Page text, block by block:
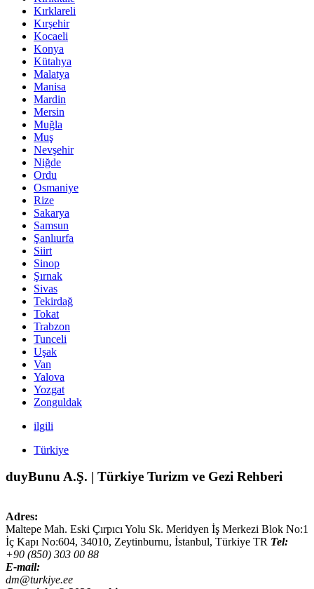
Kırklareli
Kırşehir
Kocaeli
Konya
Kütahya
Malatya
Manisa
Mardin
Mersin
Muğla
Muş
Nevşehir
Niğde
Ordu
Osmaniye
Rize
Sakarya
Samsun
Şanlıurfa
Siirt
Sinop
Şırnak
Sivas
Tekirdağ
Tokat
Trabzon
Tunceli
Uşak
Van
Yalova
Yozgat
Zonguldak
ilgili
Türkiye
duyBunu A.Ş. | Türkiye Turizm ve Gezi Rehberi
Adres:
Maltepe Mah. Eski Çırpıcı Yolu Sk. Meridyen İş Merkezi Blok No:1
İç Kapı No:604, 34010, Zeytinburnu, İstanbul, Türkiye TR Tel:
+90 (850) 303 00 88
E-mail:
dm@turkiye.ee